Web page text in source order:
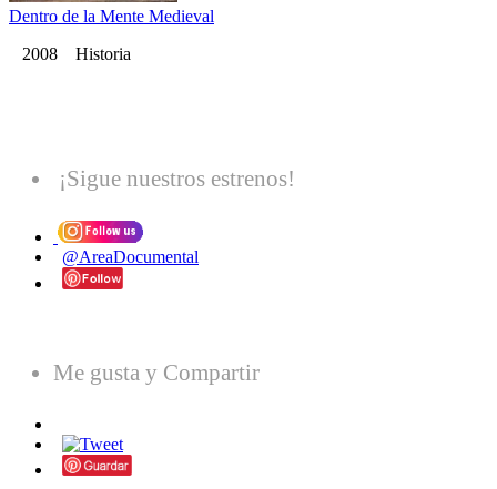
Dentro de la Mente Medieval
2008 Historia
¡Sigue nuestros estrenos!
@AreaDocumental
Me gusta y Compartir